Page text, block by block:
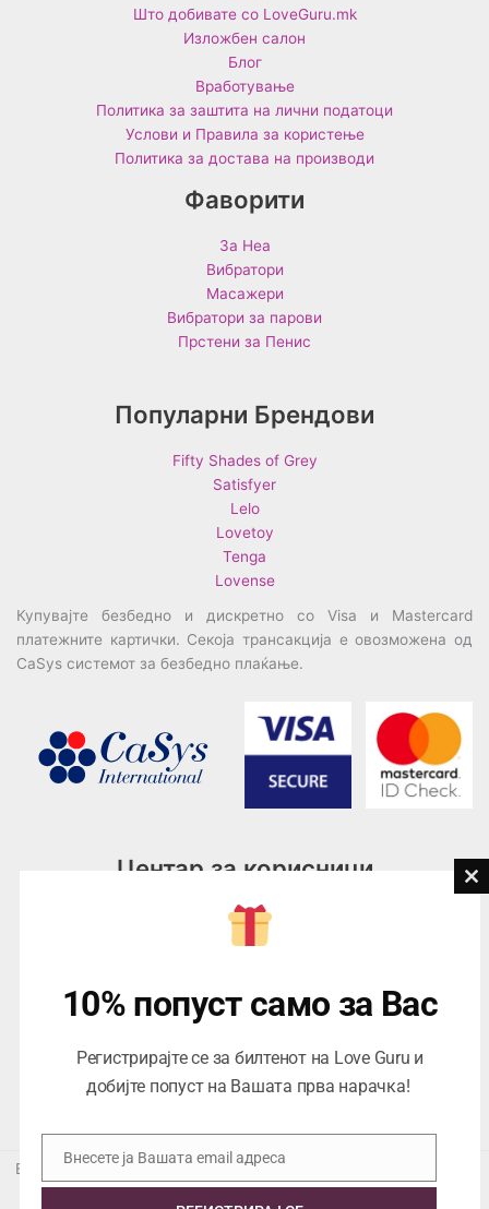
Што добивате со LoveGuru.mk
Изложбен салон
Блог
Вработување
Политика за заштита на лични податоци
Услови и Правила за користење
Политика за достава на производи
Фаворити
За Неа
Вибратори
Масажери
Вибратори за парови
Прстени за Пенис
Популарни Брендови
Fifty Shades of Grey
Satisfyer
Lelo
Lovetoy
Tenga
Lovense
Купувајте безбедно и дискретно со Visa и Mastercard
платежните картички. Секоја трансакција е овозможена од
CaSys системот за безбедно плаќање.
Центар за корисници
076945497; 076945498
contact@loveguru.mk
Саб – Нед: 10-18
Еуропеан Траде Дооел Скопје, Варшавска 5/1 -5, 1000 Скопје,
ЕДБ 4057021558024
10% попуст само за Вас
Регистрирајте се за билтенот на Love Guru и
добијте попуст на Вашата прва нарачка!
Email
Внесете ја Вашата email адреса